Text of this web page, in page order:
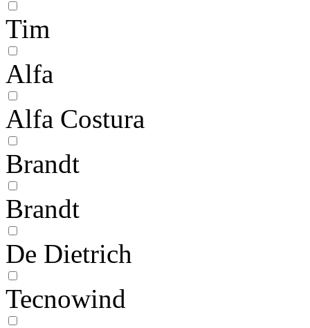
Tim
Alfa
Alfa Costura
Brandt
Brandt
De Dietrich
Tecnowind